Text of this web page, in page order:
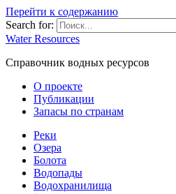
Перейти к содержанию
Search for:
Water Resources
Справочник водных ресурсов
О проекте
Публикации
Запасы по странам
Реки
Озера
Болота
Водопады
Водохранилища